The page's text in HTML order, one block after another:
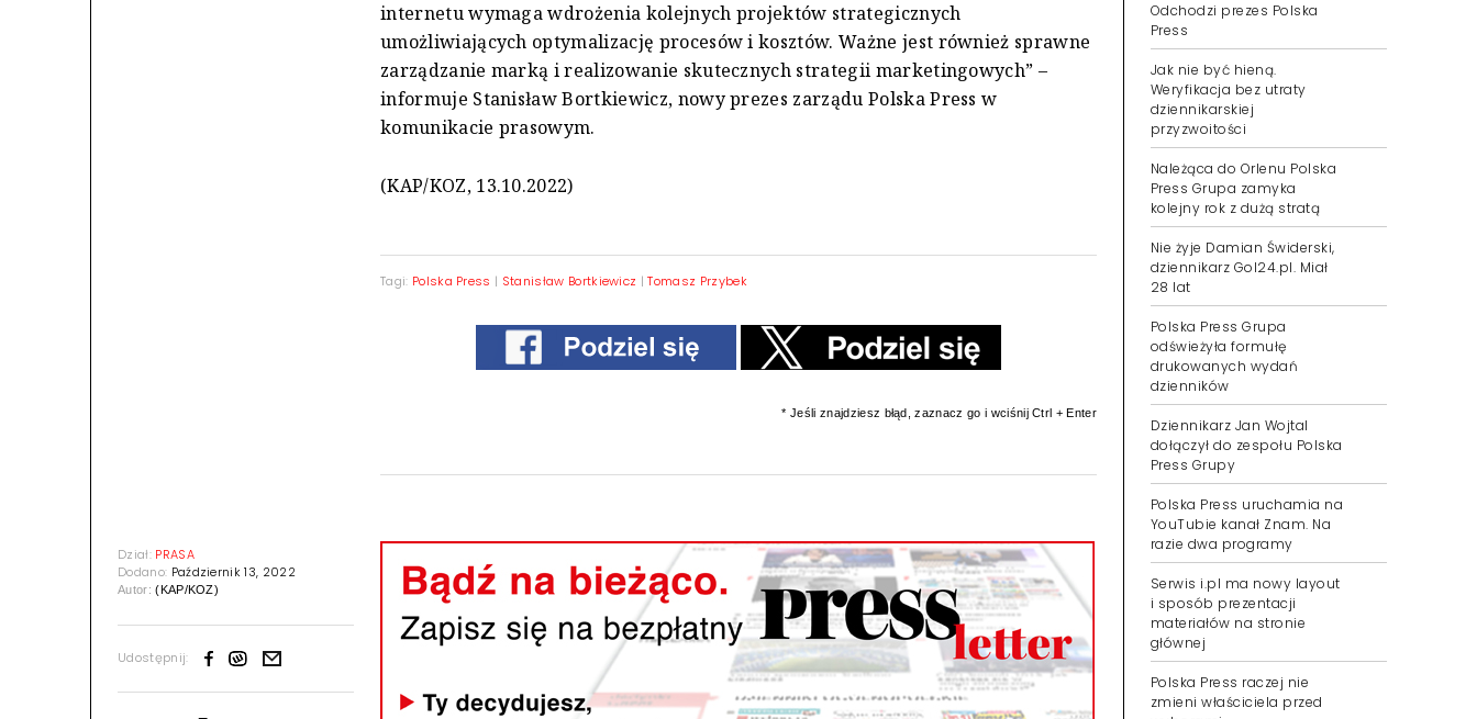
Dział: PRASA
Dodano: Październik 13, 2022
Autor:(KAP/KOZ)
Udostępnij:
internetu wymaga wdrożenia kolejnych projektów strategicznych
umożliwiających optymalizację procesów i kosztów. Ważne jest również sprawne
zarządzanie marką i realizowanie skutecznych strategii marketingowych” –
informuje Stanisław Bortkiewicz, nowy prezes zarządu Polska Press w
komunikacie prasowym.
(KAP/KOZ, 13.10.2022)
Tagi: Polska Press | Stanisław Bortkiewicz |Tomasz Przybek
* Jeśli znajdziesz błąd, zaznacz go i wciśnij Ctrl + Enter
Odchodzi prezes Polska
Press
Jak nie być hieną.
Weryfikacja bez utraty
dziennikarskiej
przyzwoitości
Należąca do Orlenu Polska
Press Grupa zamyka
kolejny rok z dużą stratą
Nie żyje Damian Świderski,
dziennikarz Gol24.pl. Miał
28 lat
Polska Press Grupa
odświeżyła formułę
drukowanych wydań
dzienników
Dziennikarz Jan Wojtal
dołączył do zespołu Polska
Press Grupy
Polska Press uruchamia na
YouTubie kanał Znam. Na
razie dwa programy
Serwis i.pl ma nowy layout
i sposób prezentacji
materiałów na stronie
głównej
Polska Press raczej nie
zmieni właściciela przed